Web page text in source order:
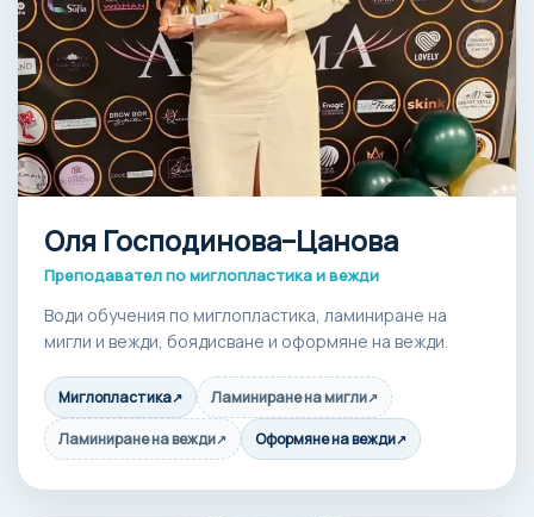
Оля Господинова–Цанова
Преподавател по миглопластика и вежди
Води обучения по миглопластика, ламиниране на
мигли и вежди, боядисване и оформяне на вежди.
Миглопластика↗ Ламиниране на мигли↗
Ламиниране на вежди↗ Оформяне на вежди↗